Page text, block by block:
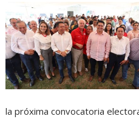
la próxima convocatoria